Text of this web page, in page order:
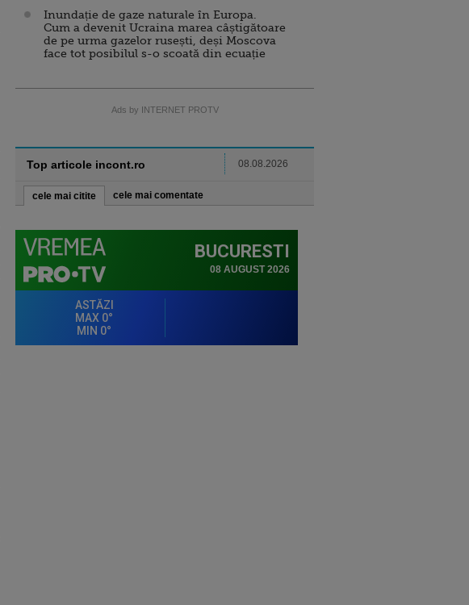
Inundație de gaze naturale în Europa.
Cum a devenit Ucraina marea câștigătoare
de pe urma gazelor rusești, deși Moscova
face tot posibilul s-o scoată din ecuație
Ads by INTERNET PROTV
Top articole incont.ro 08.08.2026
cele mai citite cele mai comentate